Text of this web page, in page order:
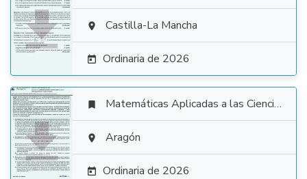
  Castilla-La Mancha
 Ordinaria de 2026

 Matemáticas Aplicadas a las Ciencias Sociales
 Aragón
 Ordinaria de 2026